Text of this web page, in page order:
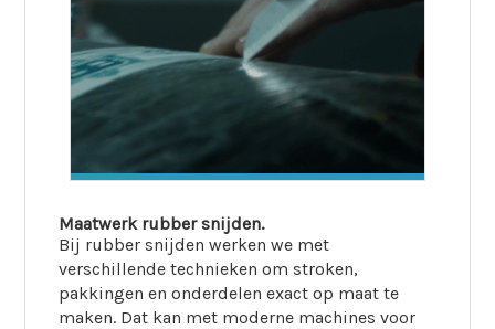
Maatwerk rubber snijden.
Bij rubber snijden werken we met
verschillende technieken om stroken,
pakkingen en onderdelen exact op maat te
maken. Dat kan met moderne machines voor